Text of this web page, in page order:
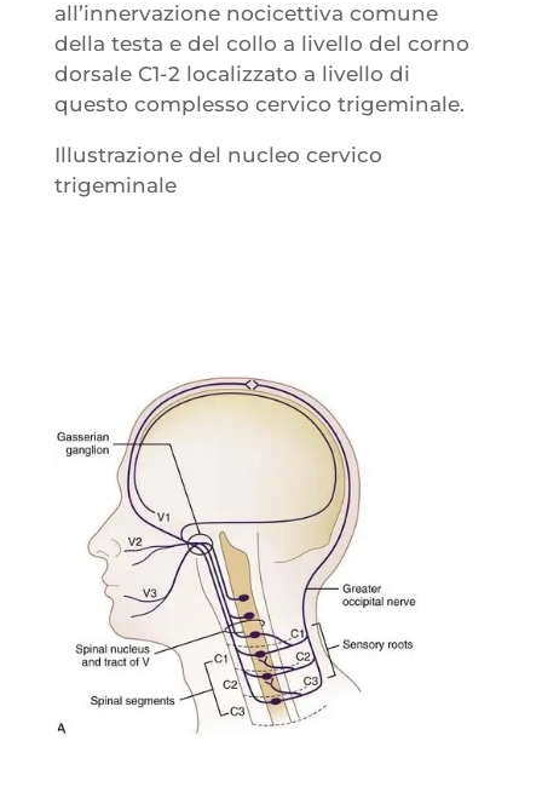
all’innervazione nocicettiva comune
della testa e del collo a livello del corno
dorsale C1-2 localizzato a livello di
questo complesso cervico trigeminale.
Illustrazione del nucleo cervico
trigeminale